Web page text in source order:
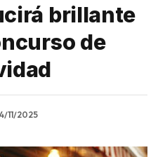
brillante
de
11/2025